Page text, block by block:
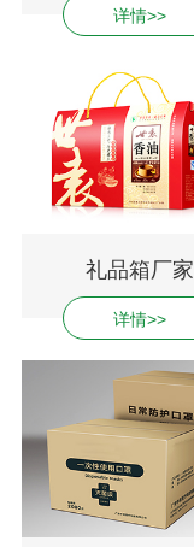
详情>>
礼品箱厂家
详情>>